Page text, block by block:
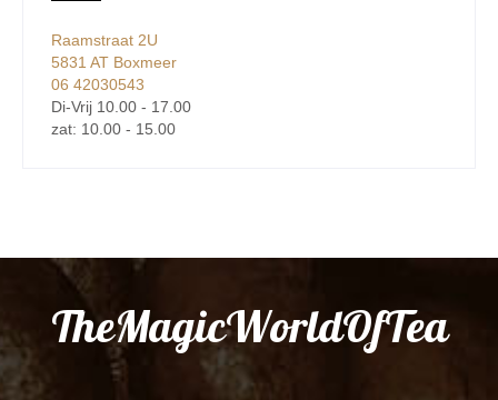
Raamstraat 2U
5831 AT Boxmeer
06 42030543
Di-Vrij 10.00 - 17.00
zat: 10.00 - 15.00
TheMagicWorldOfTea